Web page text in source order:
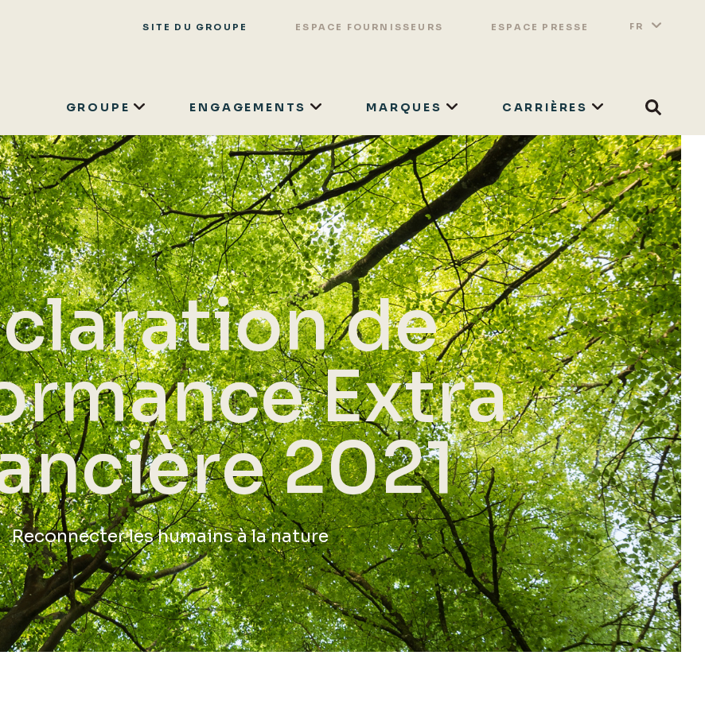
Aller
au
contenu
principal
SITE DU GROUPE ESPACE FOURNISSEURS ESPACE PRESSE Switch
FR Lister
Search
RECHERCHER
GROUPE ENGAGEMENTS MARQUES CARRIÈRES
de
Extra
2021
Reconnecter les humains à la nature